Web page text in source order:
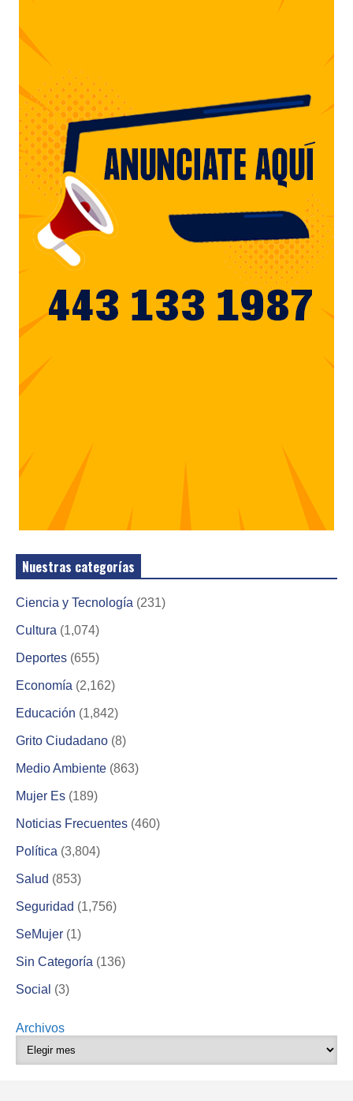
Nuestras categorías
Ciencia y Tecnología (231)
Cultura (1,074)
Deportes (655)
Economía (2,162)
Educación (1,842)
Grito Ciudadano (8)
Medio Ambiente (863)
Mujer Es (189)
Noticias Frecuentes (460)
Política (3,804)
Salud (853)
Seguridad (1,756)
SeMujer (1)
Sin Categoría (136)
Social (3)
Archivos